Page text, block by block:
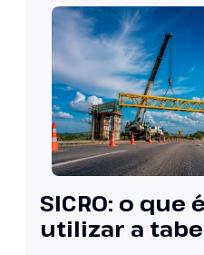
SICRO: o que
utilizar a